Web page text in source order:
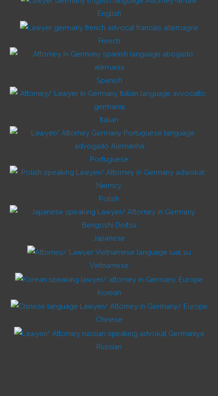
English
French
Spanish
Italian
Portuguese
Polish
Japanese
Vietnamese
Korean
Chinese
Russian